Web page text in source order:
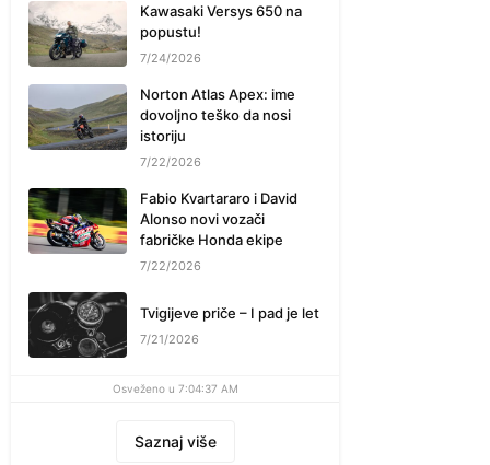
Kawasaki Versys 650 na
popustu!
7/24/2026
Norton Atlas Apex: ime
dovoljno teško da nosi
istoriju
7/22/2026
Fabio Kvartararo i David
Alonso novi vozači
fabričke Honda ekipe
7/22/2026
Tvigijeve priče – I pad je let
7/21/2026
Osveženo u 7:04:37 AM
Saznaj više